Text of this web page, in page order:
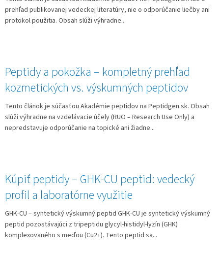
prehľad publikovanej vedeckej literatúry, nie o odporúčanie liečby ani
protokol použitia. Obsah slúži výhradne...
Peptidy a pokožka – kompletný prehľad
kozmetických vs. výskumných peptidov
Tento článok je súčasťou Akadémie peptidov na Peptidgen.sk. Obsah
slúži výhradne na vzdelávacie účely (RUO – Research Use Only) a
nepredstavuje odporúčanie na topické ani žiadne...
Kúpiť peptidy – GHK‑CU peptid: vedecký
profil a laboratórne využitie
GHK‑CU – syntetický výskumný peptid GHK‑CU je syntetický výskumný
peptid pozostávajúci z tripeptidu glycyl‑histidyl‑lyzín (GHK)
komplexovaného s meďou (Cu2+). Tento peptid sa...